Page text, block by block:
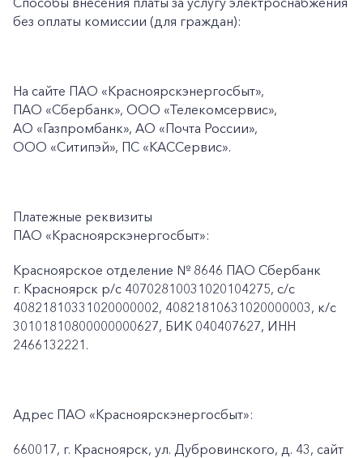
без оплаты комиссии (для граждан):
На сайте ПАО «Красноярскэнергосбыт»,
ПАО «Сбербанк», ООО «Телекомсервис»,
АО «Газпромбанк», АО «Почта России»,
ООО «Ситипэй», ПС «КАССервис».
Платежные реквизиты
ПАО «Красноярскэнергосбыт»:
Красноярское отделение № 8646 ПАО Сбербанк
г. Красноярск p/c 40702810031020104275, с/с
40821810331020000002, 40821810631020000003, к/c
30101810800000000627, БИК 040407627, ИНН
2466132221.
Адрес ПАО «Красноярскэнергосбыт»:
660017, г. Красноярск, ул. Дубровинского, д. 43, сайт